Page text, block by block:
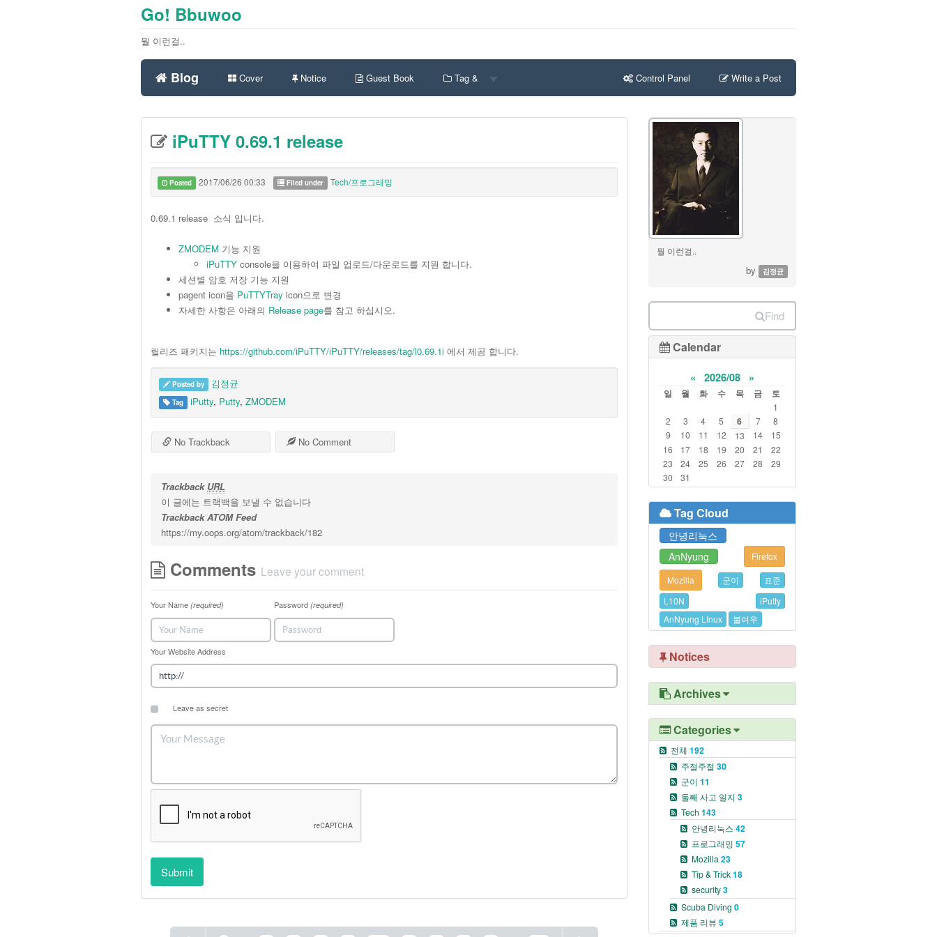
Go! Bbuwoo
뭘 이런걸..
Blog Cover Notice Guest Book Tag & Control Panel Write a Post
iPuTTY 0.69.1 release
Posted 2017/06/26 00:33 Filed under Tech/프로그래밍
0.69.1 release 소식 입니다.
ZMODEM 기능 지원
iPuTTY console을 이용하여 파일 업로드/다운로드를 지원 합니다.
세션별 암호 저장 기능 지원
pagent icon을 PuTTYTray icon으로 변경
자세한 사항은 아래의 Release page를 참고 하십시오.
릴리즈 패키지는 https://github.com/iPuTTY/iPuTTY/releases/tag/l0.69.1i 에서 제공 합니다.
Posted by 김정균
Tag iPutty, Putty, ZMODEM
No Trackback No Comment
Trackback URL
이 글에는 트랙백을 보낼 수 없습니다
Trackback ATOM Feed
https://my.oops.org/atom/trackback/182
Comments Leave your comment
Your Name (required) Password (required)
Your Website Address
Leave as secret
Submit
뭘 이런걸..
by 김정균
Find
Calendar
« 2026/08 »
일 월 화 수 목 금 토
1
2
3 4 5 6 7
8
9
10 11 12 13 14
15
16
17 18 19 20 21
22
23
24 25 26 27 28
29
30
31
Tag Cloud
안녕리눅스
AnNyung
Firefox
Mozilla
군이
표준
L10N
iPutty
AnNyung LInux
불여우
Notices
Archives
Categories
전체 192
주절주절 30
군이 11
둘째 사고 일지 3
Tech 143
안녕리눅스 42
프로그래밍 57
Mozilla 23
Tip & Trick18
security3
Scuba Diving 0
제품 리뷰 5